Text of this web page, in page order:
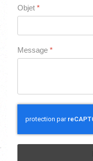
Objet *
Message *